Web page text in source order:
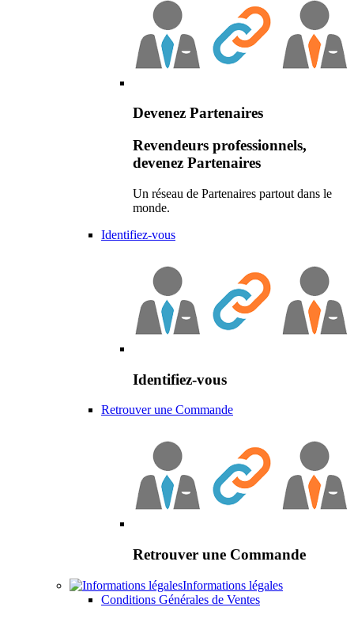
Devenez Partenaires
Revendeurs professionnels,
devenez Partenaires
Un réseau de Partenaires partout dans le
monde.
Identifiez-vous
Identifiez-vous
Retrouver une Commande
Retrouver une Commande
Informations légales
Conditions Générales de Ventes